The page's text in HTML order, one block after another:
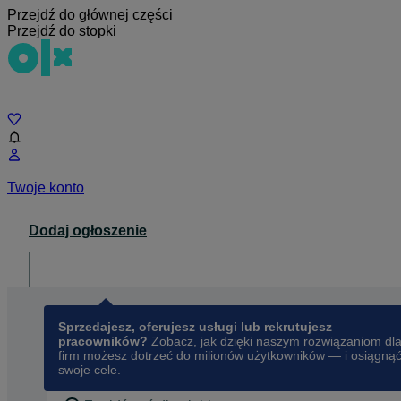
Przejdź do głównej części
Przejdź do stopki
Twoje konto
Dodaj ogłoszenie
Sprzedajesz, oferujesz usługi lub rekrutujesz
pracowników? Zobacz, jak dzięki naszym rozwiązaniom dla
firm możesz dotrzeć do milionów użytkowników — i osiągnąć
swoje cele.